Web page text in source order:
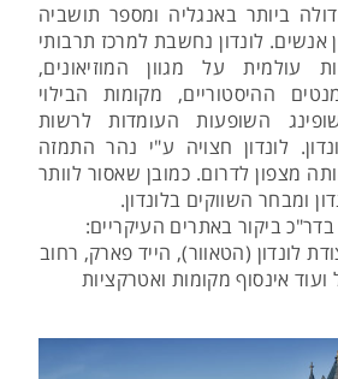
ביותר באנגליה ומספר תושביה
כ- 13 מיליון אנשים. לונדון נחשבת למרכז תרבותי
עולמית על מגוון המוזיאונים,
ההיסטוריים, מקומות הבילוי
השופעות העומדות לרשות
לונדון חצויה ע"י נהר התמזה
מצפון לדרום. כמובן שאסור לוותר
ומבחר השווקים בלונדון.
בדר"כ ביקור באתרים העיקריים:
לונדון (הטאוור), הייד פארק, רחוב
אינסוף מקומות ואטרקציות